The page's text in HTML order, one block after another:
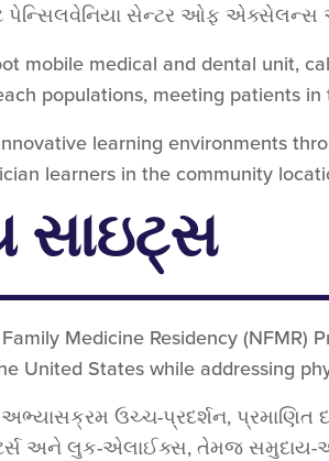
પેન્સિલવેનિયા સેન્ટર ઓફ એક્સેલન્સ
mobile medical and dental unit,
populations, meeting patients
learning environments
learners in the community
સાઇટ્સ
Medicine Residency (NFMR)
United States while addressing
અભ્યાસક્રમ ઉચ્ચ-પ્રદર્શન, પ્રમાણિત
અને લુક-એલાઈક્સ, તેમજ સમુદાય-